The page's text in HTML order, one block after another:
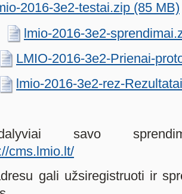
2016-3e2-testai.zip (85 MB)
lmio-2016-3e2-
LMIO-2016-3e2-Prienai-
lmio-2016-3e2-rez-
savo
cms.lmio.lt/
gali užsiregistruoti ir